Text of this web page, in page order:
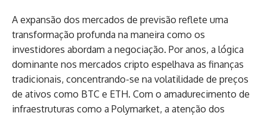
A expansão dos mercados de previsão reflete uma
transformação profunda na maneira como os
investidores abordam a negociação. Por anos, a lógica
dominante nos mercados cripto espelhava as finanças
tradicionais, concentrando-se na volatilidade de preços
de ativos como BTC e ETH. Com o amadurecimento de
infraestruturas como a Polymarket, a atenção dos